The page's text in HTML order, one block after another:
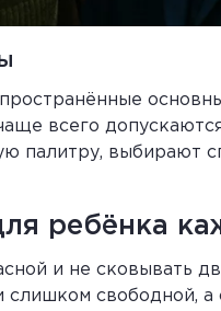
всего
палитру, выбирают
ребёнка
и не сковывать
свободной, а